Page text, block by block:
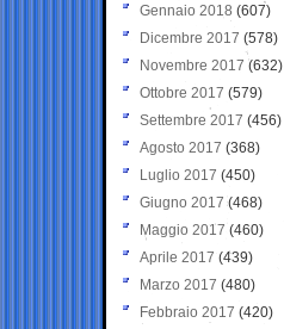
Gennaio 2018 (607)
Dicembre 2017 (578)
Novembre 2017 (632)
Ottobre 2017 (579)
Settembre 2017 (456)
Agosto 2017 (368)
Luglio 2017 (450)
Giugno 2017 (468)
Maggio 2017 (460)
Aprile 2017 (439)
Marzo 2017 (480)
Febbraio 2017 (420)